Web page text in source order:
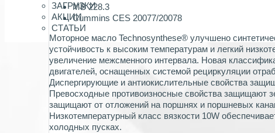
ЗАГРУЗКИ
АКЦИИ
СТАТЬИ
MB 228.3
Cummins CES 20077/20078
Моторное масло Technosynthese® улучшено
устойчивость к высоким температурам и легкий
увеличение межсменного интервала. Новая
двигателей, оснащенных системой рециркуляции
Диспергирующие и антиокислительные свойства
Превосходные противоизносные свойства защищают
защищают от отложений на поршнях и поршневых
Низкотемпературный класс вязкости 10W
холодных пусках.